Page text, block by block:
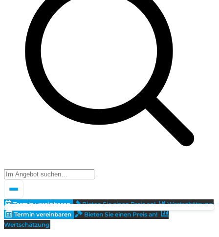
Termin vereinbaren Bieten Sie einen Preis an!
Wertschätzung
Termin vereinbaren
Bieten Sie einen Preis an!
Wertschätzung